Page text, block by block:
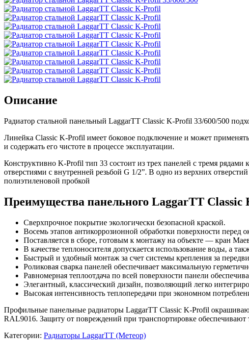
Описание
Радиатор стальной панельный LaggarTT Classic K-Profil 33/600/500
Линейка Classic K-Profil имеет боковое подключение и может
и содержать его чистоте в процессе эксплуатации.
Конструктивно K-Profil тип 33 состоит из трех панелей с тремя
отверстиями с внутренней резьбой G 1/2”. В одно из верхних
полиэтиленовой пробкой
Преимущества панельного LaggarTT Classic
Сверхпрочное покрытие экологически безопасной краской.
Восемь этапов антикоррозионной обработки поверхности перед
Поставляется в сборе, готовым к монтажу на объекте — кран
В качестве теплоносителя допускается использование воды, а
Быстрый и удобный монтаж за счет системы крепления за
Роликовая сварка панелей обеспечивает максимальную
Равномерная теплоотдача по всей поверхности панели
Элегантный, классический дизайн, позволяющий легко
Высокая интенсивность теплопередачи при экономном
Профильные панельные радиаторы LaggarTT Classic K-Profil
RAL9016. Защиту от повреждений при транспортировке обеспечивают
Категории: Радиаторы LaggarTT (Метеор)